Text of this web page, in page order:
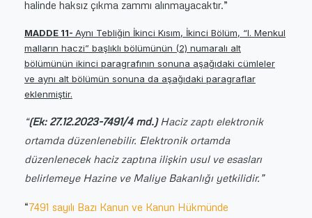
halinde haksız çıkma zammı alınmayacaktır.”
MADDE 11- Aynı Tebliğin İkinci Kısım, İkinci Bölüm, “I. Menkul
malların haczi” başlıklı bölümünün (2) numaralı alt
bölümünün ikinci paragrafının sonuna aşağıdaki cümleler
ve aynı alt bölümün sonuna da aşağıdaki paragraflar
eklenmiştir.
“(Ek: 27.12.2023-7491/4 md.) Haciz zaptı elektronik
ortamda düzenlenebilir. Elektronik ortamda
düzenlenecek haciz zaptına ilişkin usul ve esasları
belirlemeye Hazine ve Maliye Bakanlığı yetkilidir.”
“7491 sayılı Bazı Kanun ve Kanun Hükmünde